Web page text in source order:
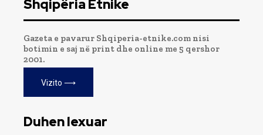
Shqipëria Etnike
Gazeta e pavarur Shqiperia-etnike.com nisi
botimin e saj në print dhe online me 5 qershor
2001.
Vizito ⟶
Duhen lexuar